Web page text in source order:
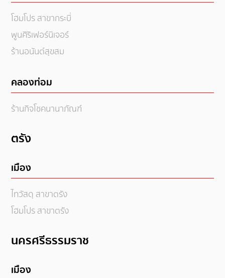
โฮมโปร สาขากระบี่
พูนศิริเฟอร์นิเจอร์
ร้านอนันต์สุขสม
คลองท่อม
ร้านกิจโชคนานาภัณฑ์
ตรัง
เมือง
ไทวัสดุ สาขาตรัง
โฮมโปร สาขาตรัง
นครศรีธรรมราช
เมือง